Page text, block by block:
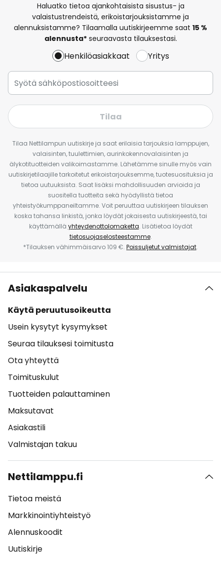
Haluatko tietoa ajankohtaisista sisustus- ja
valaistustrendeistä, erikoistarjouksistamme ja
alennuksistamme? Tilaamalla uutiskirjeemme saat 15 %
alennusta*seuraavasta tilauksestasi.
Henkilöasiakkaat Yritys
Tilaa
Tilaa Nettilampun uutiskirje ja saat erilaisia tarjouksia lamppujen,
valaisinten, tuulettimien, aurinkokennovalaisinten ja
älykotituotteiden valikoimastamme. Lähetämme sinulle myös vain
uutiskirjetilaajille tarkoitetut erikoistarjouksemme, tuotesuosituksia ja
tietoa uutuuksista. Saat lisäksi mahdollisuuden arvioida ja
suositella tuotteita sekä hyödyllistä tietoa
yhteistyökumppaneiltamme. Voit peruuttaa uutiskirjeen tilauksen
koska tahansa linkistä, jonka löydät jokaisesta uutiskirjeestä, tai
käyttämällä yhteydenottolomaketta. Lisätietoa löydät
tietosuojaselosteestamme.
*Tilauksen vähimmäisarvo 109 €. Poissuljetut valmistajat.
Asiakaspalvelu
Käytä peruutusoikeutta
Usein kysytyt kysymykset
Seuraa tilauksesi toimitusta
Ota yhteyttä
Toimituskulut
Tuotteiden palauttaminen
Maksutavat
Asiakastili
Valmistajan takuu
Nettilamppu.fi
Tietoa meistä
Markkinointiyhteistyö
Alennuskoodit
Uutiskirje